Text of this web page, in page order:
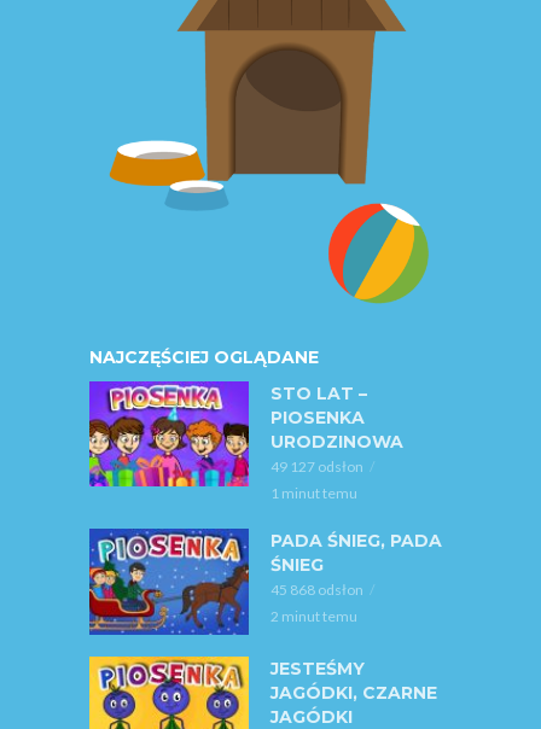
NAJCZĘŚCIEJ OGLĄDANE
STO LAT –
PIOSENKA
URODZINOWA
49 127 odsłon
1 minut temu
PADA ŚNIEG, PADA
ŚNIEG
45 868 odsłon
2 minut temu
JESTEŚMY
JAGÓDKI, CZARNE
JAGÓDKI